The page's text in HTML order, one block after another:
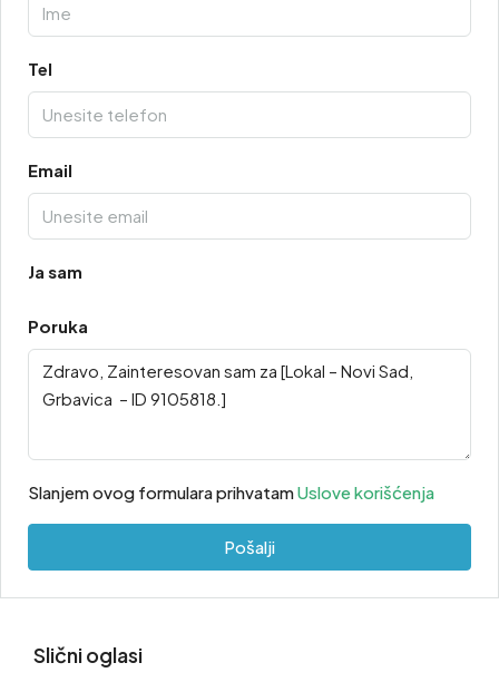
Tel
Email
Ja sam
Poruka
Slanjem ovog formulara prihvatamUslove korišćenja
Pošalji
Slični oglasi